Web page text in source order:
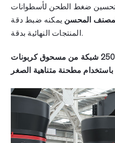
ضغط الطحن لأسطوانات
المحسن يمكنه ضبط دقة
المنتجات النهائية بدقة.
إنه اقتصادي لتصنيع 800-2500 شبكة من مسحوق كربونات
باستخدام مطحنة متناهية الصغر